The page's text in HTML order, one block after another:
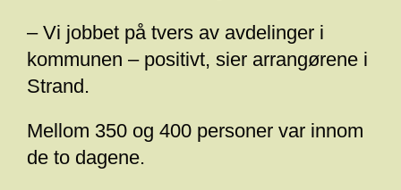
– Vi jobbet på tvers av avdelinger i
kommunen – positivt, sier arrangørene i
Strand.
Mellom 350 og 400 personer var innom
de to dagene.